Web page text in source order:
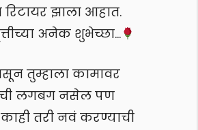
झाला आहात.
अनेक शुभेच्छा…
तुम्हाला कामावर
लगबग नसेल पण
तरी नवं करण्याची